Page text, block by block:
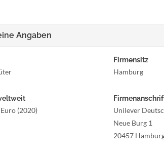
Angaben
Firmensitz
Hamburg
(2020)
Unilever
Neue Burg 1
20457